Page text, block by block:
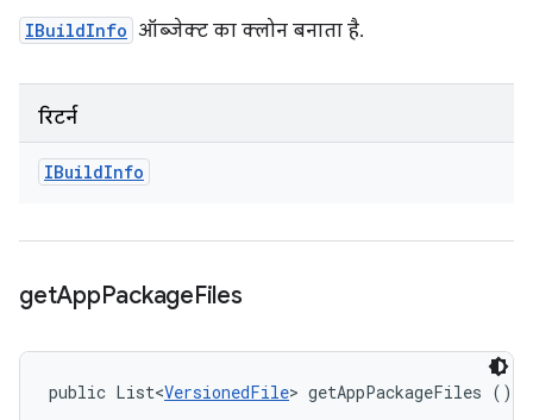
IBuildInfo ऑब्जेक्ट का क्लोन बनाता है.
रिटर्न
IBuildInfo
getAppPackageFiles
public List<VersionedFile> getAppPackageFiles ()